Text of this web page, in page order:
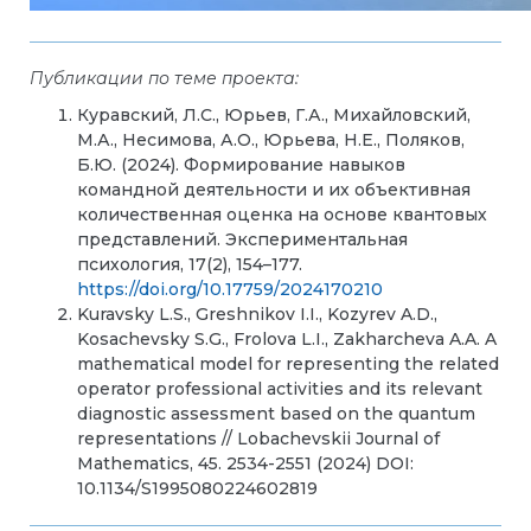
Публикации по теме проекта:
Куравский, Л.С., Юрьев, Г.А., Михайловский,
М.А., Несимова, А.О., Юрьева, Н.Е., Поляков,
Б.Ю. (2024). Формирование навыков
командной деятельности и их объективная
количественная оценка на основе квантовых
представлений. Экспериментальная
психология, 17(2), 154–177.
https://doi.org/10.17759/2024170210
Kuravsky L.S., Greshnikov I.I., Kozyrev A.D.,
Kosachevsky S.G., Frolova L.I., Zakharcheva A.A. A
mathematical model for representing the related
operator professional activities and its relevant
diagnostic assessment based on the quantum
representations // Lobachevskii Journal of
Mathematics, 45. 2534-2551 (2024) DOI:
10.1134/S1995080224602819